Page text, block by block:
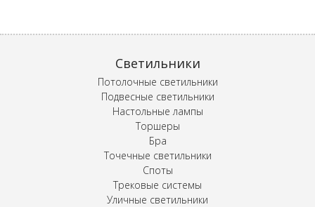
Светильники
Потолочные светильники
Подвесные светильники
Настольные лампы
Торшеры
Бра
Точечные светильники
Споты
Трековые системы
Уличные светильники